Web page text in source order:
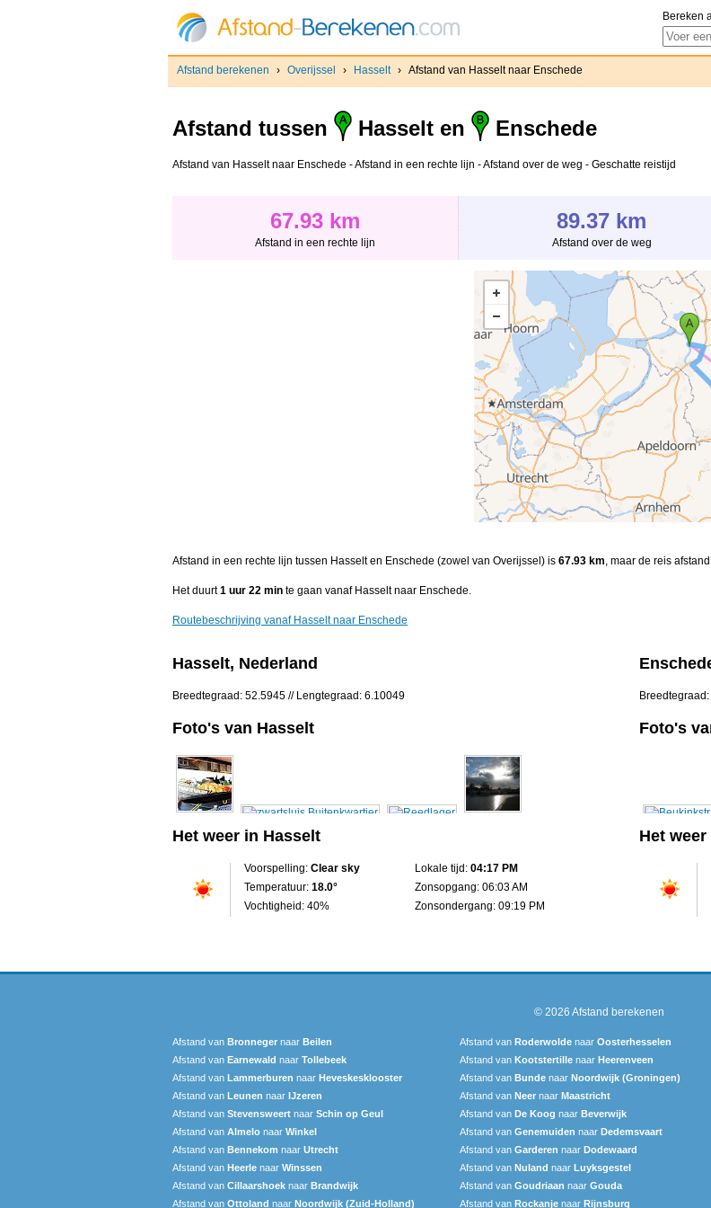
Bereken
Afstand berekenen › Overijssel › Hasselt › Afstand van Hasselt naar Enschede
Afstand tussen Hasselt en Enschede
Afstand van Hasselt naar Enschede - Afstand in een rechte lijn - Afstand over de weg - Geschatte reistijd
67.93 km
Afstand in een rechte lijn
89.37 km
Afstand over de weg
Afstand in een rechte lijn tussen Hasselt en Enschede (zowel van Overijssel) is 67.93 km, maar de reis
Het duurt1 uur 22 min te gaan vanaf Hasselt naar Enschede.
Routebeschrijving vanaf Hasselt naar Enschede
Hasselt, Nederland
Breedtegraad: 52.5945 // Lengtegraad: 6.10049
Foto's van Hasselt
Het weer in Hasselt
Voorspelling: Clear sky
Temperatuur: 18.0°
Vochtigheid: 40%
Lokale tijd: 04:17 PM
Zonsopgang: 06:03 AM
Zonsondergang: 09:19 PM
Foto's
Het
© 2026 Afstand berekenen
Afstand van Bronneger naar Beilen Afstand van Roderwolde naar Oosterhesselen
Afstand van Earnewald naar Tollebeek Afstand van Kootstertille naar Heerenveen
Afstand van Lammerburen naar Heveskesklooster‎ Afstand van Bunde naar Noordwijk (Groningen)
Afstand van Leunen naar IJzeren Afstand van Neer naar Maastricht
Afstand van Stevensweert naar Schin op Geul Afstand van De Koog naar Beverwijk
Afstand van Almelo naar Winkel Afstand van Genemuiden naar Dedemsvaart
Afstand van Bennekom naar Utrecht Afstand van Garderen naar Dodewaard
Afstand van Heerle naar Winssen Afstand van Nuland naar Luyksgestel
Afstand van Cillaarshoek naar Brandwijk Afstand van Goudriaan naar Gouda
Afstand van Ottoland naar Noordwijk (Zuid-Holland) Afstand van Rockanje naar Rijnsburg